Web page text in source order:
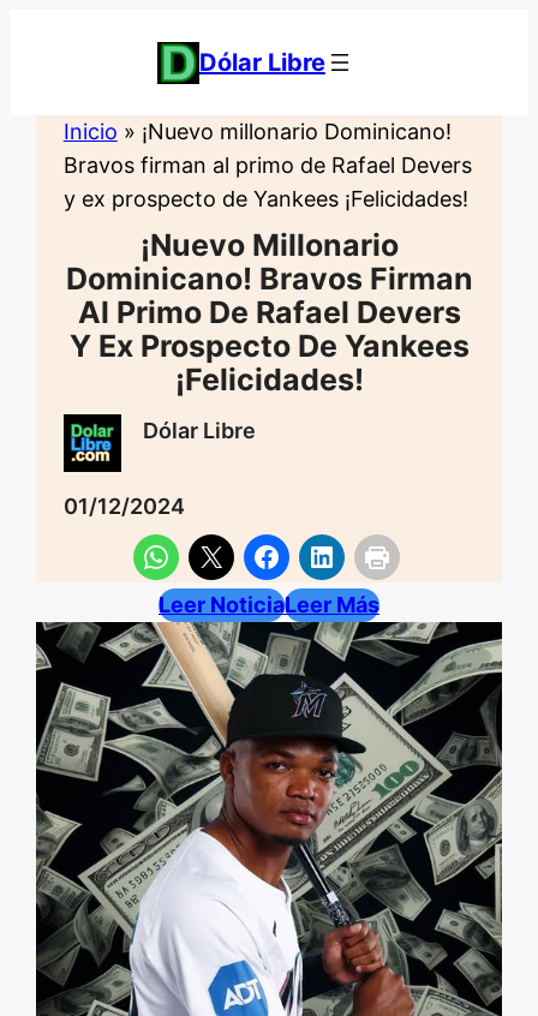
Dólar Libre
Inicio » ¡Nuevo millonario Dominicano!
Bravos firman al primo de Rafael Devers
y ex prospecto de Yankees ¡Felicidades!
¡Nuevo Millonario
Dominicano! Bravos Firman
Al Primo De Rafael Devers
Y Ex Prospecto De Yankees
¡Felicidades!
Dólar Libre
01/12/2024
Leer NoticiaLeer Más